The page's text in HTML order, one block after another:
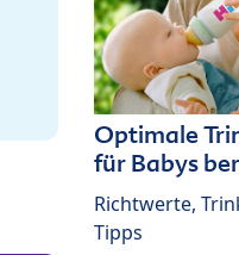
Optimale
für Babys
Richtwerte,
Tipps